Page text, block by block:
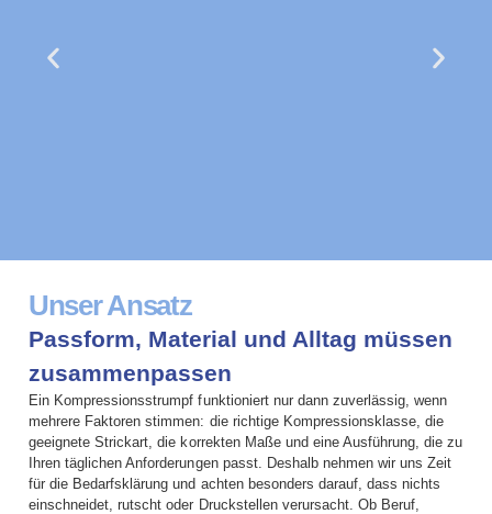
Unser Ansatz
Passform, Material und Alltag müssen
zusammenpassen
Ein Kompressionsstrumpf funktioniert nur dann zuverlässig, wenn
mehrere Faktoren stimmen: die richtige Kompressionsklasse, die
geeignete Strickart, die korrekten Maße und eine Ausführung, die zu
Ihren täglichen Anforderungen passt. Deshalb nehmen wir uns Zeit
für die Bedarfsklärung und achten besonders darauf, dass nichts
einschneidet, rutscht oder Druckstellen verursacht. Ob Beruf,